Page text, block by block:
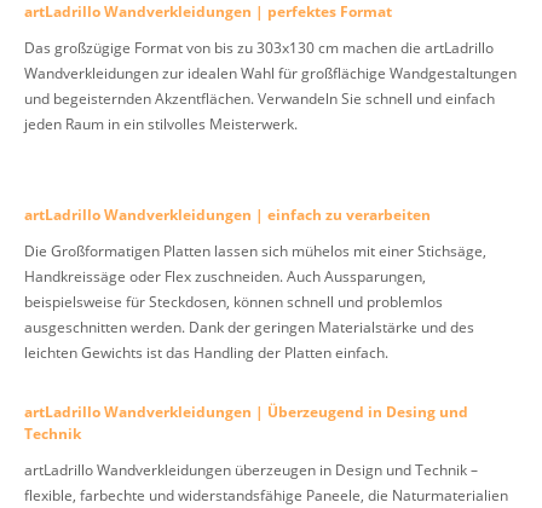
artLadrillo Wandverkleidungen | perfektes Format
Das großzügige Format von bis zu 303x130 cm machen die artLadrillo
Wandverkleidungen zur idealen Wahl für großflächige Wandgestaltungen
und begeisternden Akzentflächen. Verwandeln Sie schnell und einfach
jeden Raum in ein stilvolles Meisterwerk.
artLadrillo Wandverkleidungen | einfach zu verarbeiten
Die Großformatigen Platten lassen sich mühelos mit einer Stichsäge,
Handkreissäge oder Flex zuschneiden. Auch Aussparungen,
beispielsweise für Steckdosen, können schnell und problemlos
ausgeschnitten werden. Dank der geringen Materialstärke und des
leichten Gewichts ist das Handling der Platten einfach.
artLadrillo Wandverkleidungen | Überzeugend in Desing und
Technik
artLadrillo Wandverkleidungen überzeugen in Design und Technik –
flexible, farbechte und widerstandsfähige Paneele, die Naturmaterialien